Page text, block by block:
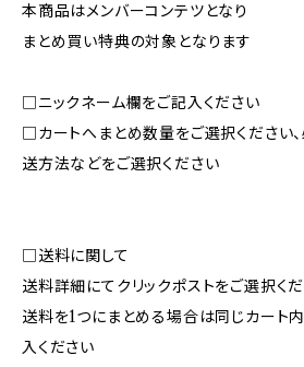
本商品はメンバーコンテツとなり
まとめ買い特典の対象となります
□ニックネーム欄をご記入ください
□カートへまとめ数量をご選択ください
送方法などをご選択ください
□送料に関して
送料詳細にてクリックポストをご選択く
送料を1つにまとめる場合は同じカート
入ください